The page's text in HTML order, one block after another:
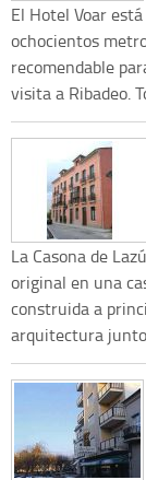
El Hotel Voar
ochocientos
recomendable
visita a Ribadeo.
La Casona de
original en una
construida a
arquitectura